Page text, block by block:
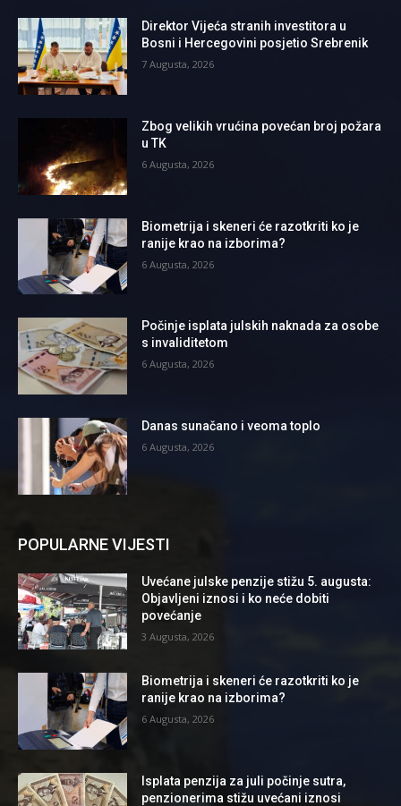
Direktor Vijeća stranih investitora u
Bosni i Hercegovini posjetio Srebrenik
7 Augusta, 2026
Zbog velikih vrućina povećan broj požara
u TK
6 Augusta, 2026
Biometrija i skeneri će razotkriti ko je
ranije krao na izborima?
6 Augusta, 2026
Počinje isplata julskih naknada za osobe
s invaliditetom
6 Augusta, 2026
Danas sunačano i veoma toplo
6 Augusta, 2026
POPULARNE VIJESTI
Uvećane julske penzije stižu 5. augusta:
Objavljeni iznosi i ko neće dobiti
povećanje
3 Augusta, 2026
Biometrija i skeneri će razotkriti ko je
ranije krao na izborima?
6 Augusta, 2026
Isplata penzija za juli počinje sutra,
penzionerima stižu uvećani iznosi